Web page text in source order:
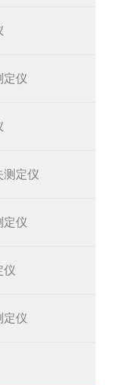
定仪
测定仪
定仪
仪
定仪